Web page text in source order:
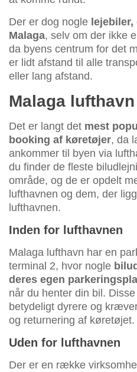
Der er dog nogle
Malaga, selv om der ikke
da byens centrum for det
er lidt afstand til alle
eller lang afstand.
Malaga lufthavn
Det er langt det mest
booking af køretøjer, da
ankommer til byen via
du finder de fleste
område, og de er opdelt
lufthavnen og dem, der
lufthavnen.
Inden for lufthavnen
Malaga lufthavn har en
terminal 2, hvor nogle
deres egen
når du henter din bil.
betydeligt dyrere og
og returnering af køretøjet.
Uden for lufthavnen
Der er en række